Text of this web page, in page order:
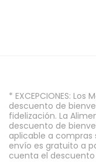
* EXCEPCIONES:
descuento de
fidelización. La
descuento de
aplicable a compras
envío es gratuito a
cuenta el